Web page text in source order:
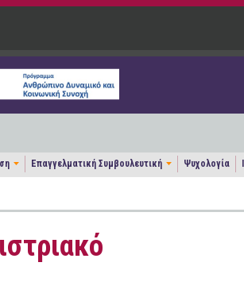
Επαγγελματική Συμβουλευτική Ψυχολογία